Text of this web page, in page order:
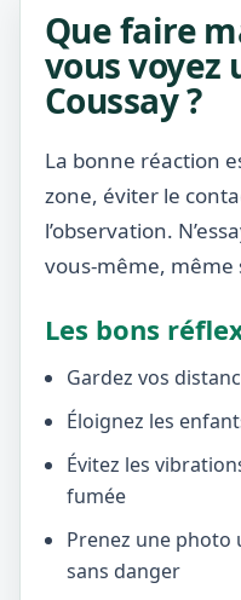
Que faire
vous voyez
Coussay ?
La bonne réaction
zone, éviter le
l’observation.
vous-même, même
Les bons
Gardez vos
Éloignez les
Évitez les
fumée
Prenez une photo
sans danger